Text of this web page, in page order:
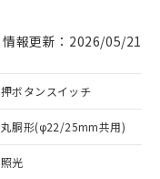
情報更新：2026/05/21
押ボタンスイッチ
丸胴形(φ22/25mm共用)
照光